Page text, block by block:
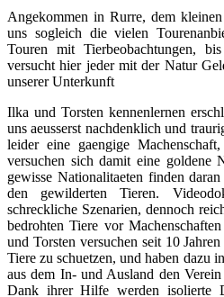
Angekommen in Rurre, dem
uns sogleich die vielen
Touren mit Tierbeobachtungen,
versucht hier jeder mit der Natur
unserer Unterkunft
Ilka und Torsten kennenlernen
uns aeusserst nachdenklich und
leider eine gaengige
versuchen sich damit eine goldene
gewisse Nationalitaeten finden
den gewilderten Tieren.
schreckliche Szenarien, dennoch
bedrohten Tiere vor
und Torsten versuchen seit 10
Tiere zu schuetzen, und haben dazu
aus dem In- und Ausland den
Dank ihrer Hilfe werden isolierte